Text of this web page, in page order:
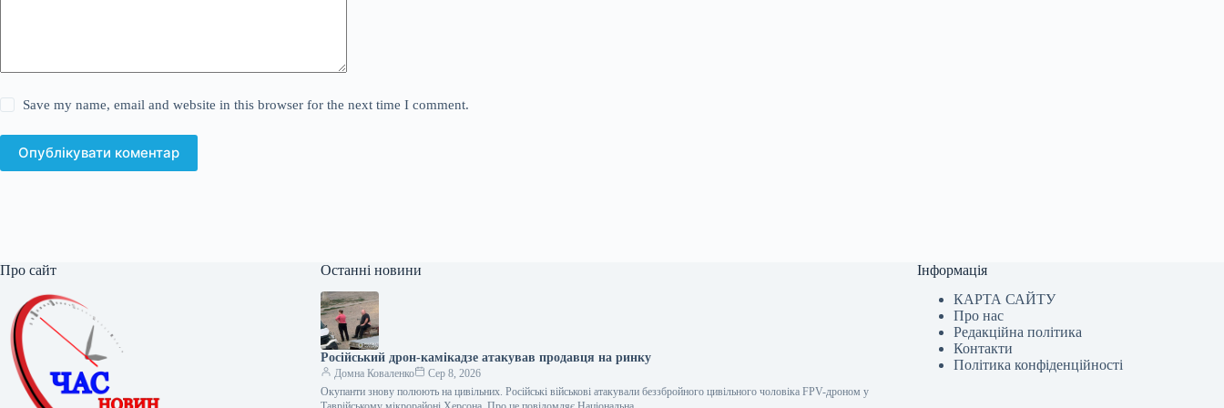
Save my name, email and website in this browser for the next time I comment.
Опублікувати коментар
Про сайт Останні новини
Російський дрон-камікадзе атакував продавця на ринку
Домна Коваленко
Сер 8, 2026
Окупанти знову полюють на цивільних. Російські військові атакували беззбройного цивільного чоловіка FPV-дроном у
Інформація
КАРТА САЙТУ
Про нас
Редакційна політика
Контакти
Політика конфіденційності